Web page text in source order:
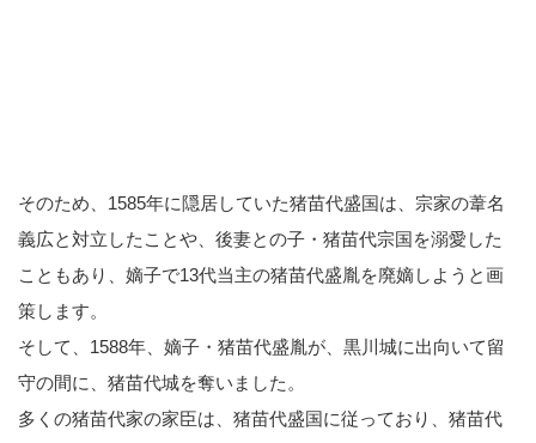
そのため、1585年に隠居していた猪苗代盛国は、宗家の葦名
義広と対立したことや、後妻との子・猪苗代宗国を溺愛した
こともあり、嫡子で13代当主の猪苗代盛胤を廃嫡しようと画
策します。
そして、1588年、嫡子・猪苗代盛胤が、黒川城に出向いて留
守の間に、猪苗代城を奪いました。
多くの猪苗代家の家臣は、猪苗代盛国に従っており、猪苗代